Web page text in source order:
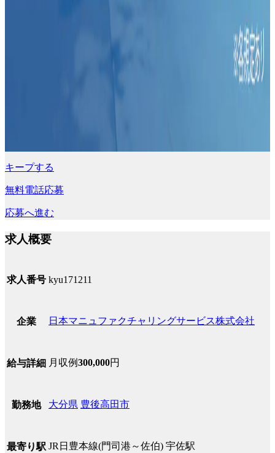
キープする
無料電話応募
応募へ進む
求人概要
求人番号 kyu171211
企業 日本マニュファクチャリングサービス株式会社
給与詳細 月収例300,000円
勤務地 大分県 豊後高田市
最寄り駅 JR日豊本線(門司港～佐伯) 宇佐駅